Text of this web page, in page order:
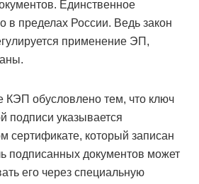
Единственное
в пределах России. Ведь закон
применение ЭП,
КЭП обусловлено тем, что ключ
подписи указывается
сертификате, который записан
подписанных документов может
его через специальную